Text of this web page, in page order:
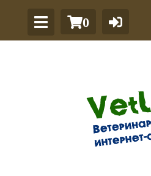
0